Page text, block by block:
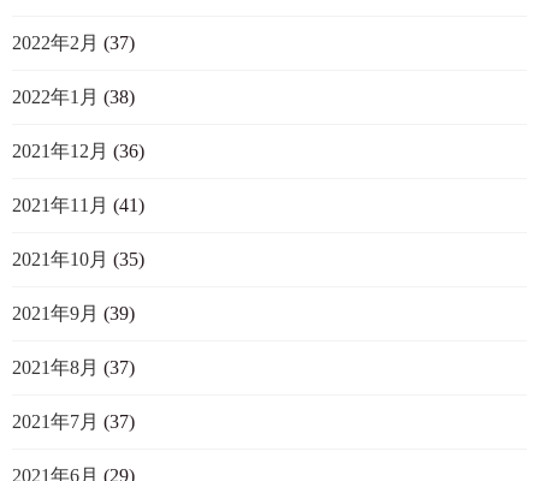
2022年2月 (37)
2022年1月 (38)
2021年12月 (36)
2021年11月 (41)
2021年10月 (35)
2021年9月 (39)
2021年8月 (37)
2021年7月 (37)
2021年6月 (29)